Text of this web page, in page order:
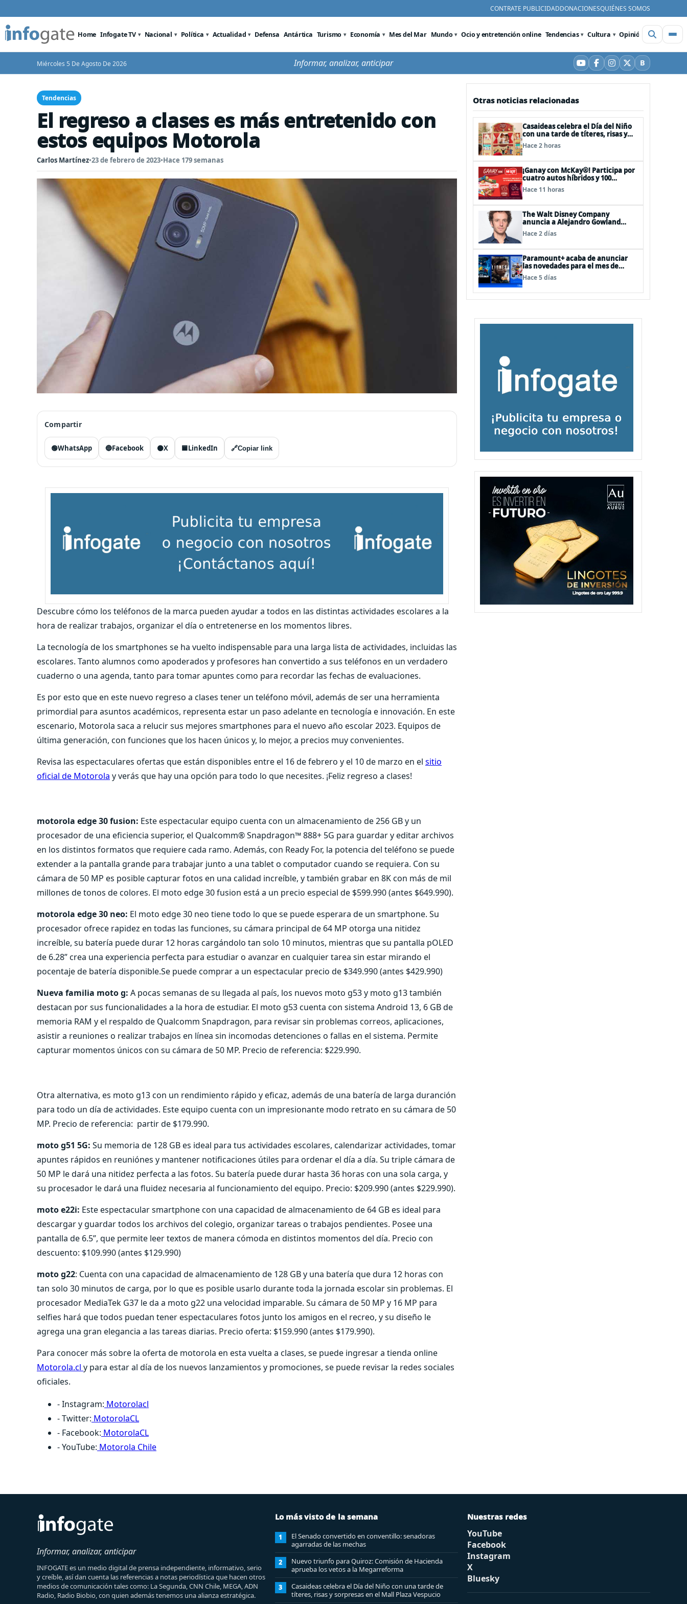
CONTRATE PUBLICIDADDONACIONESQUIÉNES SOMOS
Home Infogate TV Nacional Política Actualidad Defensa Antártica Turismo Economía Mes del Mar Mundo Ocio y entretención online Tendencias Cultura Opinión Videos
Miércoles 5 De Agosto De 2026 Informar, analizar, anticipar YouTube
Facebook
Instagram
X BBluesky
Tendencias
El regreso a clases es más entretenido con
estos equipos Motorola
Carlos Martínez•23 de febrero de 2023•Hace 179 semanas
Compartir
🟢WhatsApp 🔵Facebook ⚫X 🟦LinkedIn 🔗Copiar link
Descubre cómo los teléfonos de la marca pueden ayudar a todos en las distintas actividades escolares a la
hora de realizar trabajos, organizar el día o entretenerse en los momentos libres.
La tecnología de los smartphones se ha vuelto indispensable para una larga lista de actividades, incluidas las
escolares. Tanto alumnos como apoderados y profesores han convertido a sus teléfonos en un verdadero
cuaderno o una agenda, tanto para tomar apuntes como para recordar las fechas de evaluaciones.
Es por esto que en este nuevo regreso a clases tener un teléfono móvil, además de ser una herramienta
primordial para asuntos académicos, representa estar un paso adelante en tecnología e innovación. En este
escenario, Motorola saca a relucir sus mejores smartphones para el nuevo año escolar 2023. Equipos de
última generación, con funciones que los hacen únicos y, lo mejor, a precios muy convenientes.
Revisa las espectaculares ofertas que están disponibles entre el 16 de febrero y el 10 de marzo en el sitio
oficial de Motorola y verás que hay una opción para todo lo que necesites. ¡Feliz regreso a clases!
motorola edge 30 fusion: Este espectacular equipo cuenta con un almacenamiento de 256 GB y un
procesador de una eficiencia superior, el Qualcomm® Snapdragon™ 888+ 5G para guardar y editar archivos
en los distintos formatos que requiere cada ramo. Además, con Ready For, la potencia del teléfono se puede
extender a la pantalla grande para trabajar junto a una tablet o computador cuando se requiera. Con su
cámara de 50 MP es posible capturar fotos en una calidad increíble, y también grabar en 8K con más de mil
millones de tonos de colores. El moto edge 30 fusion está a un precio especial de $599.990 (antes $649.990).
motorola edge 30 neo: El moto edge 30 neo tiene todo lo que se puede esperara de un smartphone. Su
procesador ofrece rapidez en todas las funciones, su cámara principal de 64 MP otorga una nitidez
increíble, su batería puede durar 12 horas cargándolo tan solo 10 minutos, mientras que su pantalla pOLED
de 6.28” crea una experiencia perfecta para estudiar o avanzar en cualquier tarea sin estar mirando el
pocentaje de batería disponible.Se puede comprar a un espectacular precio de $349.990 (antes $429.990)
Nueva familia moto g: A pocas semanas de su llegada al país, los nuevos moto g53 y moto g13 también
destacan por sus funcionalidades a la hora de estudiar. El moto g53 cuenta con sistema Android 13, 6 GB de
memoria RAM y el respaldo de Qualcomm Snapdragon, para revisar sin problemas correos, aplicaciones,
asistir a reuniones o realizar trabajos en línea sin incomodas detenciones o fallas en el sistema. Permite
capturar momentos únicos con su cámara de 50 MP. Precio de referencia: $229.990.
Otra alternativa, es moto g13 con un rendimiento rápido y eficaz, además de una batería de larga duranción
para todo un día de actividades. Este equipo cuenta con un impresionante modo retrato en su cámara de 50
MP. Precio de referencia: partir de $179.990.
moto g51 5G: Su memoria de 128 GB es ideal para tus actividades escolares, calendarizar actividades, tomar
apuntes rápidos en reuniónes y mantener notificaciones útiles para ordenar el día a día. Su triple cámara de
50 MP le dará una nitidez perfecta a las fotos. Su batería puede durar hasta 36 horas con una sola carga, y
su procesador le dará una fluidez necesaria al funcionamiento del equipo. Precio: $209.990 (antes $229.990).
moto e22i: Este espectacular smartphone con una capacidad de almacenamiento de 64 GB es ideal para
descargar y guardar todos los archivos del colegio, organizar tareas o trabajos pendientes. Posee una
pantalla de 6.5”, que permite leer textos de manera cómoda en distintos momentos del día. Precio con
descuento: $109.990 (antes $129.990)
moto g22: Cuenta con una capacidad de almacenamiento de 128 GB y una batería que dura 12 horas con
tan solo 30 minutos de carga, por lo que es posible usarlo durante toda la jornada escolar sin problemas. El
procesador MediaTek G37 le da a moto g22 una velocidad imparable. Su cámara de 50 MP y 16 MP para
selfies hará que todos puedan tener espectaculares fotos junto los amigos en el recreo, y su diseño le
agrega una gran elegancia a las tareas diarias. Precio oferta: $159.990 (antes $179.990).
Para conocer más sobre la oferta de motorola en esta vuelta a clases, se puede ingresar a tienda online
Motorola.cl y para estar al día de los nuevos lanzamientos y promociones, se puede revisar la redes sociales
oficiales.
- Instagram: Motorolacl
- Twitter: MotorolaCL
- Facebook: MotorolaCL
- YouTube: Motorola Chile
Otras noticias relacionadas
Casaideas celebra el Día del Niño
con una tarde de títeres, risas y
sorpresas en el Mall Plaza Vespucio
Hace 2 horas
¡Ganay con McKay®! Participa por
cuatro autos híbridos y 100
premios de $500.000
Hace 11 horas
The Walt Disney Company
anuncia a Alejandro Gowland
como Director de Ad Sales &
Partnerships para el Cono Sur
Hace 2 días
Paramount+ acaba de anunciar
las novedades para el mes de
agosto
Hace 5 días
Informar, analizar, anticipar
INFOGATE es un medio digital de prensa independiente, informativo, serio
y creíble, así dan cuenta las referencias a notas periodística que hacen otros
medios de comunicación tales como: La Segunda, CNN Chile, MEGA, ADN
Radio, Radio Biobio, con quien además tenemos una alianza estratégica.
Lo más visto de la semana
1
El Senado convertido en conventillo: senadoras
agarradas de las mechas
2
Nuevo triunfo para Quiroz: Comisión de Hacienda
aprueba los vetos a la Megarreforma
3
Casaideas celebra el Día del Niño con una tarde de
títeres, risas y sorpresas en el Mall Plaza Vespucio
Nuestras redes
YouTube
Facebook
Instagram
X
Bluesky